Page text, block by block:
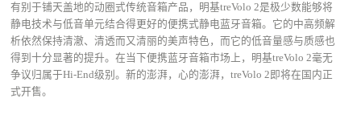
有别于铺天盖地的动圈式传统音箱产品，明基treVolo 2是极少数能够将
静电技术与低音单元结合得更好的便携式静电蓝牙音箱。它的中高频解
析依然保持清澈、清透而又清丽的美声特色，而它的低音量感与质感也
得到十分显著的提升。在当下便携蓝牙音箱市场上，明基treVolo 2毫无
争议归属于Hi-End级别。新的澎湃，心的澎湃，treVolo 2即将在国内正
式开售。